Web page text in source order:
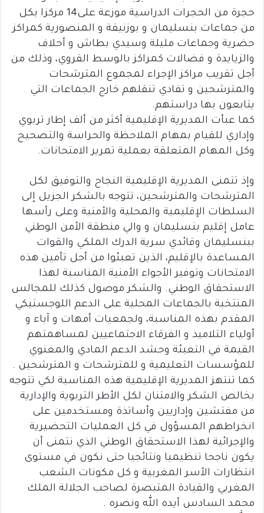
حجرة من الحجرات الدراسية موزعة على14 مركزا بكل
من جماعات بنسليمان و بوزنيقة و المنصورية كمراكز
حضرية وجماعات مليلة وسيدي بطاش و أحلاف
والزيايدة و فضالات كمراكز بالوسط القروي، وذلك من
أجل تقريب مراكز الإجراء لمجموع المترشحات
والمترشحين و تفادي تنقلهم خارج الجماعات التي
يتابعون بها دراستهم.
كما عبأت المديرية الإقليمية أكثر من ألف إطار تربوي
وإداري للقيام بمهام الملاحظة والحراسة والتصحيح
وكل المهام المتعلقة بعملية تمرير الامتحانات.
وإذ تتمنى المديرية الإقليمية النجاح والتوفيق لكل
المترشحات والمترشحين، تتوجه بالشكر الجزيل إلى
السلطات الإقليمية والمحلية والأمنية وعلى رأسها
عامل إقليم بنسليمان و والي منطقة الأمن الوطني
ببنسليمان وقائدي سرية الدرك الملكي والقوات
المساعدة بالإقليم، الذين تعبئوا من أجل تأمين هذه
الامتحانات وتوفير الأجواء الأمنية المناسبة لهذا
الاستحقاق الوطني. والشكر موصول كذلك للمجالس
المنتخبة بالجماعات المحلية على الدعم اللوجستيكي
المقدم بهذه المناسبة، ولجمعيات أمهات و آباء و
أولياء التلاميذ و الفرقاء الاجتماعيين لمساهمتهم
القيمة في التعبئة وحشد الدعم المادي والمعنوي
للمؤسسات التعليمية و للمترشحات و المترشحين .
كما تنتهز المديرية الإقليمية هذه المناسبة لكي تتوجه
بخالص الشكر والامتنان لكل الأطر التربوية والإدارية
من مفتشين وإداريين وأساتذة ومستخدمين على
انخراطهم المسؤول في كل العمليات التحضيرية
والإجرائية لهذا الاستحقاق الوطني الذي نتمنى أن
يكون ناجحا تنظيميا ونتائجيا حتى نكون في مستوى
انتظارات الأسر المغربية و كل مكونات الشعب
المغربي والقيادة المتبصرة لصاحب الجلالة الملك
محمد السادس أيده الله ونصره .